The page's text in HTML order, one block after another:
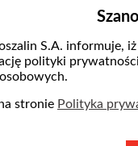
S.A. informuje,
polityki
stronie Polityka
zasady
by
opiekę nad
zająć się tą